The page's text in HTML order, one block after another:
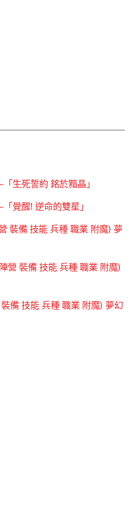
生死誓約 銘於黯晶」
覺醒! 逆命的雙星」
裝備 技能 兵種 職業 附魔) 夢
營 裝備 技能 兵種 職業 附魔)
備 技能 兵種 職業 附魔) 夢幻